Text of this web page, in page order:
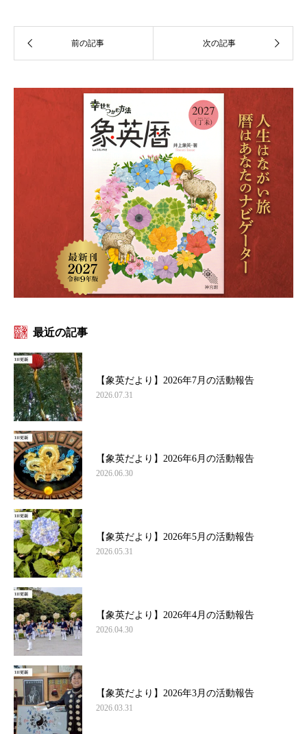
最近の記事
【象英だより】2026年7月の活動報告
2026.07.31
【象英だより】2026年6月の活動報告
2026.06.30
【象英だより】2026年5月の活動報告
2026.05.31
【象英だより】2026年4月の活動報告
2026.04.30
【象英だより】2026年3月の活動報告
2026.03.31